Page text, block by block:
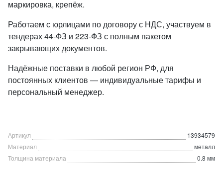
маркировка, крепёж.
Работаем с юрлицами по договору с НДС, участвуем в
тендерах 44-ФЗ и 223-ФЗ с полным пакетом
закрывающих документов.
Надёжные поставки в любой регион РФ, для
постоянных клиентов — индивидуальные тарифы и
персональный менеджер.
Артикул
13934579
Материал
металл
Толщина материала
0.8 мм